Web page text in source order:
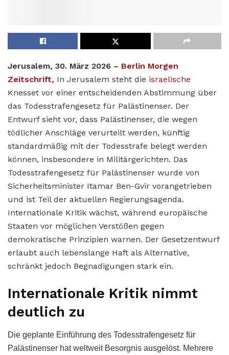
Jerusalem, 30. März 2026 – Berlin Morgen
Zeitschrift, In Jerusalem steht die israelische
Knesset vor einer entscheidenden Abstimmung über
das Todesstrafengesetz für Palästinenser. Der
Entwurf sieht vor, dass Palästinenser, die wegen
tödlicher Anschläge verurteilt werden, künftig
standardmäßig mit der Todesstrafe belegt werden
können, insbesondere in Militärgerichten. Das
Todesstrafengesetz für Palästinenser wurde von
Sicherheitsminister Itamar Ben-Gvir vorangetrieben
und ist Teil der aktuellen Regierungsagenda.
Internationale Kritik wächst, während europäische
Staaten vor möglichen Verstößen gegen
demokratische Prinzipien warnen. Der Gesetzentwurf
erlaubt auch lebenslange Haft als Alternative,
schränkt jedoch Begnadigungen stark ein.
Internationale Kritik nimmt
deutlich zu
Die geplante Einführung des Todesstrafengesetz für
Palästinenser hat weltweit Besorgnis ausgelöst. Mehrere